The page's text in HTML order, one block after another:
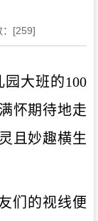
：[259]
大班的100
怀期待地走
且妙趣横生
们的视线便